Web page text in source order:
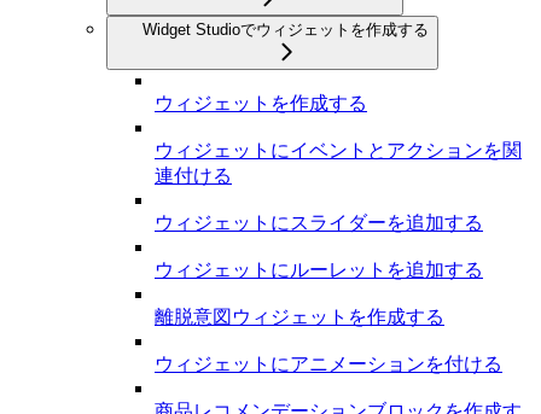
Widget Studioでウィジェットを作成する
ウィジェットを作成する
ウィジェットにイベントとアクションを関
連付ける
ウィジェットにスライダーを追加する
ウィジェットにルーレットを追加する
離脱意図ウィジェットを作成する
ウィジェットにアニメーションを付ける